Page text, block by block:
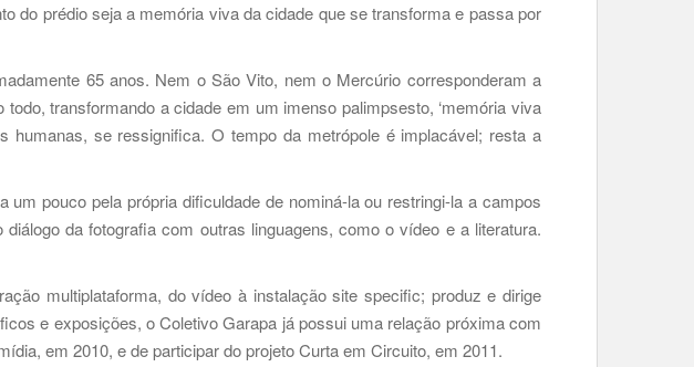
do prédio seja a memória viva da cidade que se transforma e passa por
65 anos. Nem o São Vito, nem o Mercúrio corresponderam a
transformando a cidade em um imenso palimpsesto, ‘memória viva
humanas, se ressignifica. O tempo da metrópole é implacável; resta a
pouco pela própria dificuldade de nominá-la ou restringi-la a campos
da fotografia com outras linguagens, como o vídeo e a literatura.
multiplataforma, do vídeo à instalação site specific; produz e dirige
e exposições, o Coletivo Garapa já possui uma relação próxima com
em 2010, e de participar do projeto Curta em Circuito, em 2011.